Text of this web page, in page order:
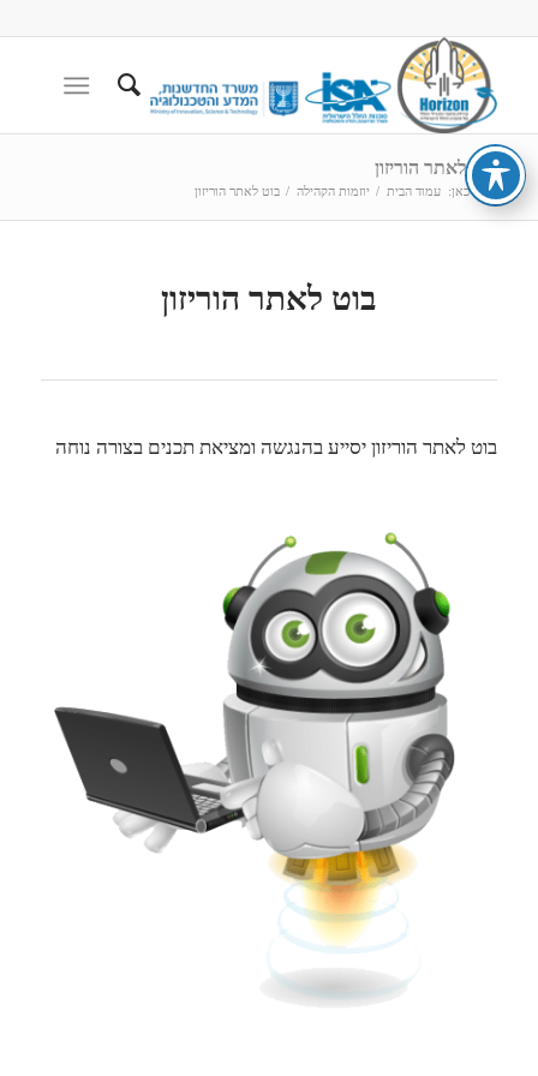
בוט לאתר הוריזון
הנך כאן: עמוד הבית / יוזמות הקהילה / בוט לאתר הוריזון
בוט לאתר הוריזון
בוט לאתר הוריזון יסייע בהנגשה ומציאת תכנים בצורה נוחה